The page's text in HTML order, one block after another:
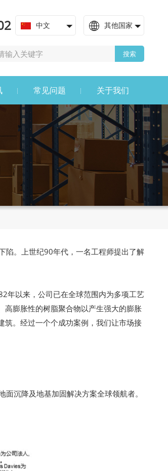
中文 其他国家
搜索
常见问题 关于我们
陷。上世纪90年代，一名工程师提出了解
年以来，公司已在全球范围内为多项工艺
高膨胀性的树脂聚合物以产生强大的膨胀
筑。经过一个个成功案例，我们让市场接
沉降及地基加固解决方案全球领航者。